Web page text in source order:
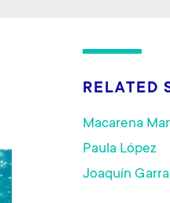
RELATED
Macarena
Paula López
Joaquín